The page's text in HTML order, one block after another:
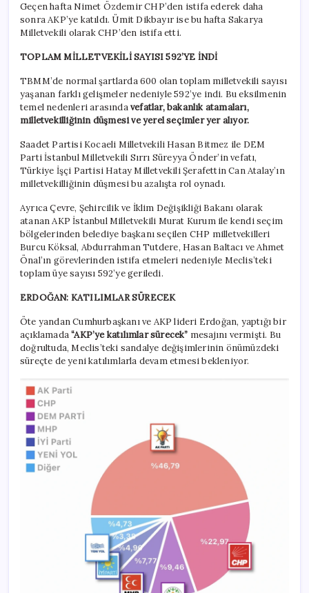
Geçen hafta Nimet Özdemir CHP’den istifa ederek daha
sonra AKP’ye katıldı. Ümit Dikbayır ise bu hafta Sakarya
Milletvekili olarak CHP’den istifa etti.
TOPLAM MİLLETVEKİLİ SAYISI 592’YE İNDİ
TBMM’de normal şartlarda 600 olan toplam milletvekili sayısı
yaşanan farklı gelişmeler nedeniyle 592’ye indi. Bu eksilmenin
temel nedenleri arasındavefatlar, bakanlık atamaları,
milletvekilliğinin düşmesi ve yerel seçimler yer alıyor.
Saadet Partisi Kocaeli Milletvekili Hasan Bitmez ile DEM
Parti İstanbul Milletvekili Sırrı Süreyya Önder’in vefatı,
Türkiye İşçi Partisi Hatay Milletvekili Şerafettin Can Atalay’ın
milletvekilliğinin düşmesi bu azalışta rol oynadı.
Ayrıca Çevre, Şehircilik ve İklim Değişikliği Bakanı olarak
atanan AKP İstanbul Milletvekili Murat Kurum ile kendi seçim
bölgelerinden belediye başkanı seçilen CHP milletvekilleri
Burcu Köksal, Abdurrahman Tutdere, Hasan Baltacı ve Ahmet
Önal’ın görevlerinden istifa etmeleri nedeniyle Meclis’teki
toplam üye sayısı 592’ye geriledi.
ERDOĞAN: KATILIMLAR SÜRECEK
Öte yandan Cumhurbaşkanı ve AKP lideri Erdoğan, yaptığı bir
açıklamada“AKP’ye katılımlar sürecek” mesajını vermişti. Bu
doğrultuda, Meclis’teki sandalye değişimlerinin önümüzdeki
süreçte de yeni katılımlarla devam etmesi bekleniyor.